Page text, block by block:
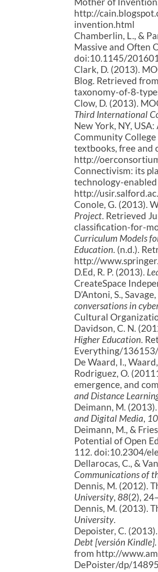
http://
invention.html
Chamberlin, L., &
Massive and Often
doi:10.1145/
Clark, D. (2013).
Blog. Retrieved
taxonomy-of-8-
Clow, D. (2013).
Third International
New York, NY,
Community
textbooks, free and
http://
Connectivism: its
technology-
http://
Conole, G. (2013).
Project. Retrieved
classification-for-
Curriculum Models
Education. (n.d.).
http://
D.Ed, R. P. (2013).
CreateSpace
D’Antoni, S.,
conversations in
Cultural
Davidson, C. N.
Higher Education.
Everything/136153/
De Waard, I.,
Rodriguez, O.
emergence, and
and Distance
Deimann, M.
and Digital Media, 10
Deimann, M., &
Potential of Open
112. doi:10.2304/
Dellarocas, C., &
Communications of
Dennis, M. (2012).
University, 88(2),
Dennis, M. (2013).
University.
Depoister, C. (2013).
Debt [versión Kindle]
from http://
DePoister/dp/